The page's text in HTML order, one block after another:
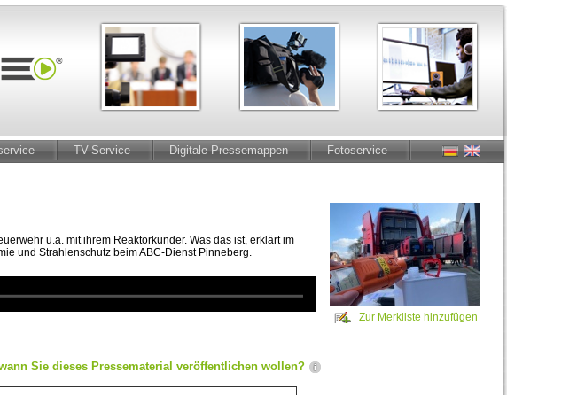
TV-Service Digitale Pressemappen Fotoservice
u.a. mit ihrem Reaktorkunder. Was das ist, erklärt im
und Strahlenschutz beim ABC-Dienst Pinneberg.
Zur Merkliste hinzufügen
Sie dieses Pressematerial veröffentlichen wollen?